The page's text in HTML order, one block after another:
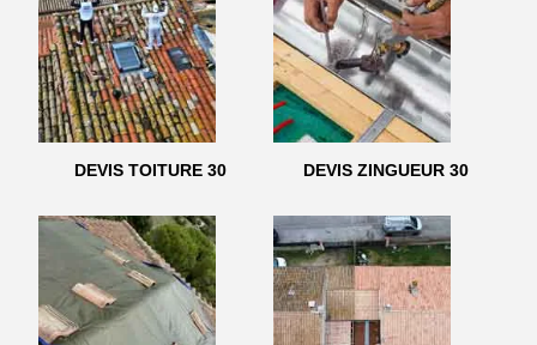
DEVIS TOITURE 30 DEVIS ZINGUEUR 30